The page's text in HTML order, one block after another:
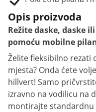
Opis proizvoda
Režite daske, daske
pomoću mobilne
Želite fleksibilno rezati
mjesta? Onda ćete
hillvert! Samo
izravno na vodilicu na
montirajte